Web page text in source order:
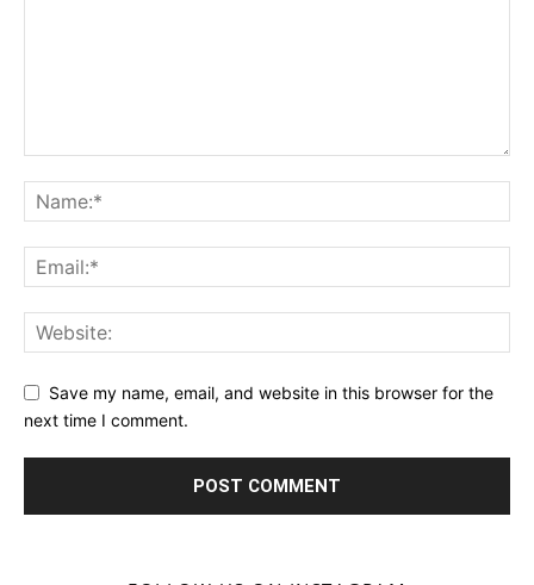
Save my name, email, and website in this browser for the
next time I comment.